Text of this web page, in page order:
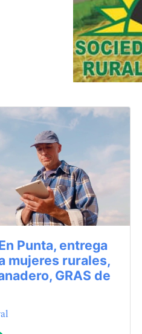
Punta, entrega
mujeres rurales,
GRAS de